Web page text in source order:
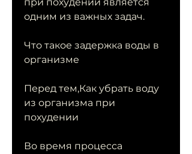
при похудении является
одним из важных задач.
Что такое задержка воды в
организме
Перед тем,Как убрать воду
из организма при
похудении
Во время процесса